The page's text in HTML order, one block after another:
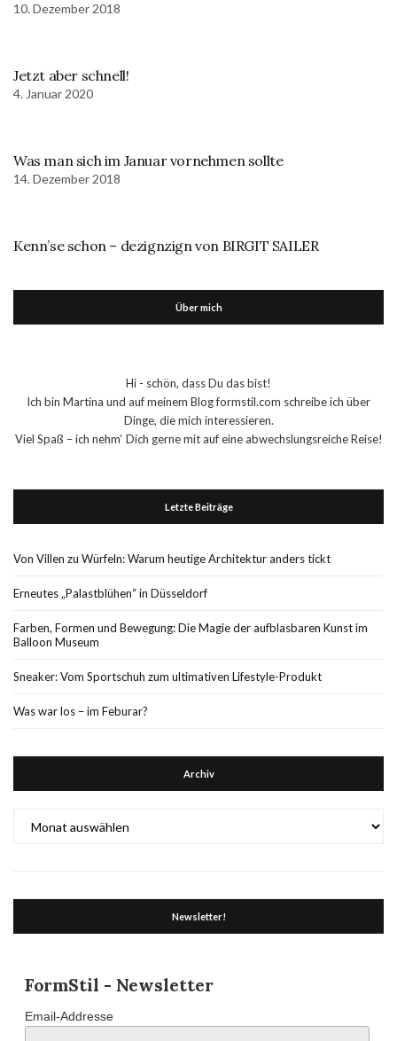
10. Dezember 2018
Jetzt aber schnell!
4. Januar 2020
Was man sich im Januar vornehmen sollte
14. Dezember 2018
Kenn’se schon – dezignzign von BIRGIT SAILER
Über mich
Hi - schön, dass Du das bist!
Ich bin Martina und auf meinem Blog formstil.com schreibe ich über
Dinge, die mich interessieren.
Viel Spaß – ich nehm‘ Dich gerne mit auf eine abwechslungsreiche Reise!
Letzte Beiträge
Von Villen zu Würfeln: Warum heutige Architektur anders tickt
Erneutes „Palastblühen“ in Düsseldorf
Farben, Formen und Bewegung: Die Magie der aufblasbaren Kunst im
Balloon Museum
Sneaker: Vom Sportschuh zum ultimativen Lifestyle-Produkt
Was war los – im Feburar?
Archiv
Newsletter!
FormStil - Newsletter
Email-Addresse